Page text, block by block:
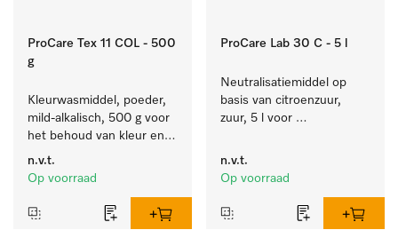
ProCare Tex 11 COL - 500
g
Kleurwasmiddel, poeder,
mild-alkalisch, 500 g voor
het behoud van kleur en
de reiniging van bonte
was.
n.v.t.
Op voorraad
ProCare Lab 30 C - 5 l
Neutralisatiemiddel op
basis van citroenzuur,
zuur, 5 l voor
machinale reiniging van
laboratoriumglaswerk en -
n.v.t.
Op voorraad